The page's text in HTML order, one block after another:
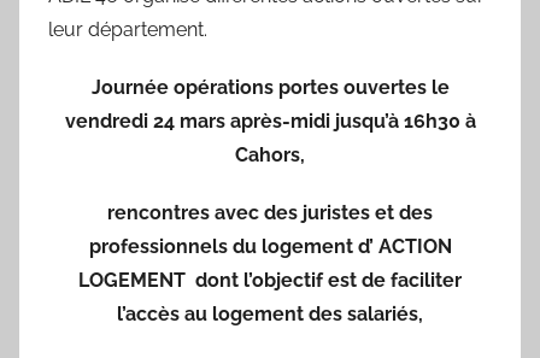
leur département.
Journée opérations portes ouvertes le
vendredi 24 mars après-midi jusqu’à 16h30 à
Cahors,
rencontres avec des juristes et des
professionnels du logement d’ ACTION
LOGEMENT dont l’objectif est de faciliter
l’accès au logement des salariés,